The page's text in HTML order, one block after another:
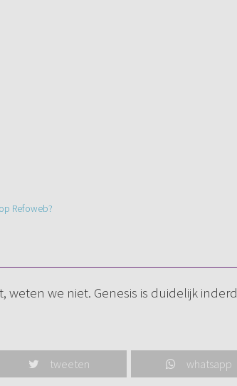
Refoweb?
weten we niet. Genesis is duidelijk
tweeten whatsapp